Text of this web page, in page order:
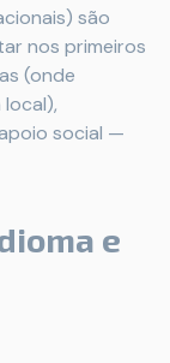
são
nos primeiros
(onde
social —
e